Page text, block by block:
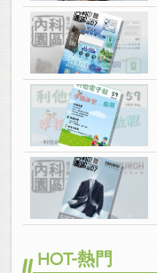
HOT-熱門